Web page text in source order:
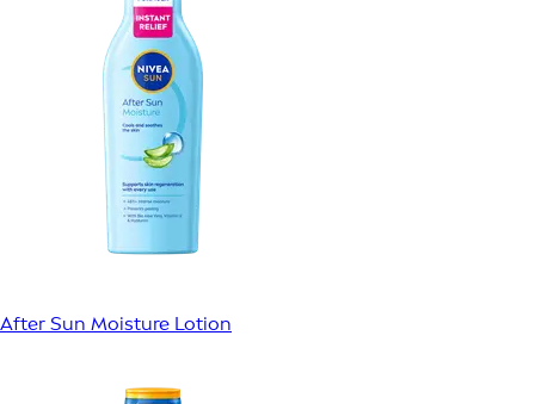
After Sun Moisture Lotion